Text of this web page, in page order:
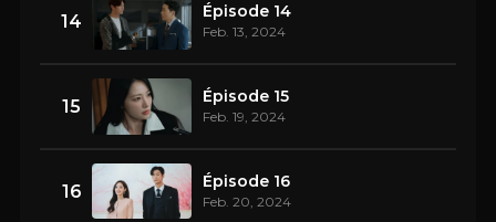
14 Épisode 14
Feb. 13, 2024
15 Épisode 15
Feb. 19, 2024
16 Épisode 16
Feb. 20, 2024